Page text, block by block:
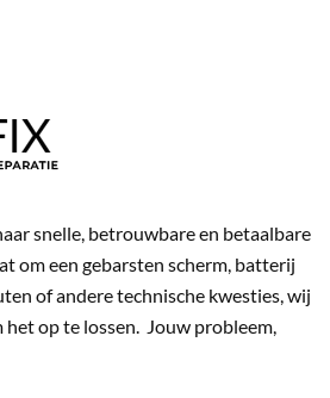
snelle, betrouwbare en betaalbare
om een gebarsten scherm, batterij
of andere technische kwesties, wij
het op te lossen. Jouw probleem,